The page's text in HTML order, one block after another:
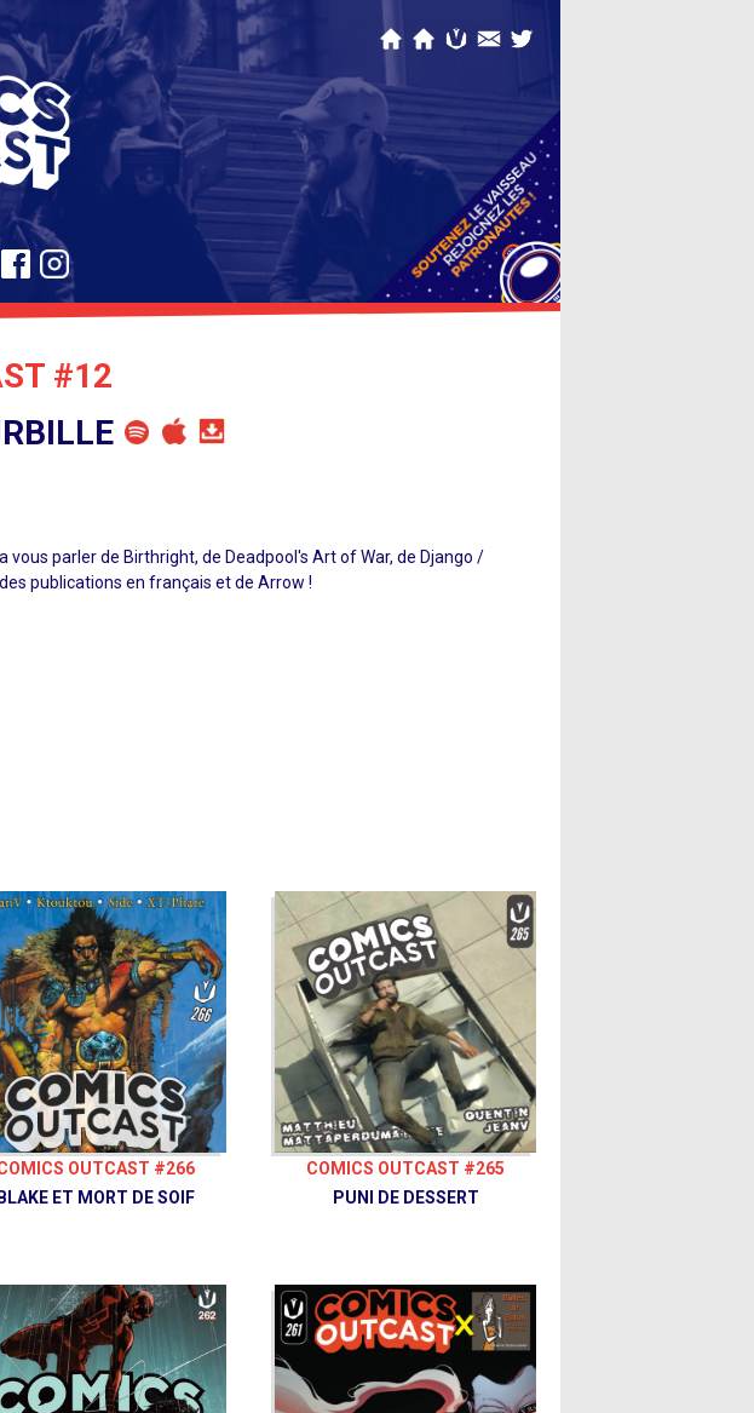
#12
vous parler de Birthright, de Deadpool's Art of War, de Django /
publications en français et de Arrow !
OUTCAST #266
BLAKE ET MORT DE SOIF
COMICS OUTCAST #265
PUNI DE DESSERT